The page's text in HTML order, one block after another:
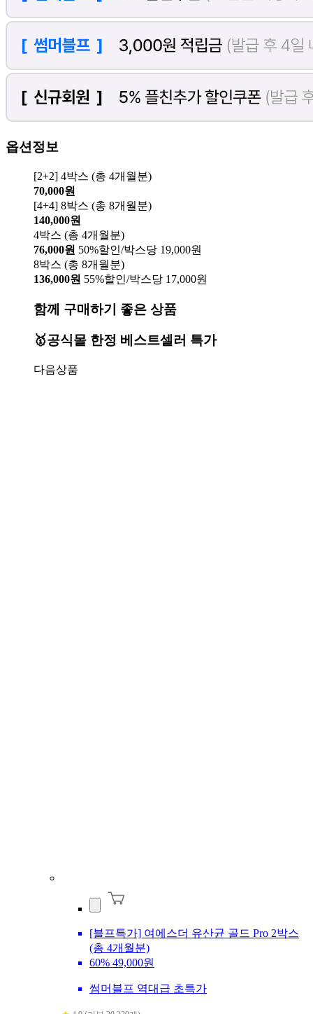
옵션정보
[2+2] 4박스 (총 4개월분)
70,000원
[4+4] 8박스 (총 8개월분)
140,000원
4박스 (총 4개월분)
76,000원 50%할인/박스당 19,000원
8박스 (총 8개월분)
136,000원 55%할인/박스당 17,000원
함께 구매하기 좋은 상품
🥇공식몰 한정 베스트셀러 특가
다음상품
[블프특가] 여에스더 유산균 골드 Pro 2박스
(총 4개월분)
60% 49,000원
썸머블프 역대급 초특가